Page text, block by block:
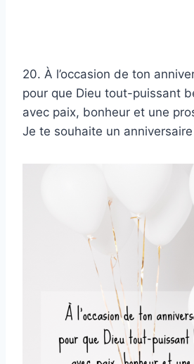
20. À l’occasion de ton
pour que Dieu tout-puissant
avec paix, bonheur et une
Je te souhaite un